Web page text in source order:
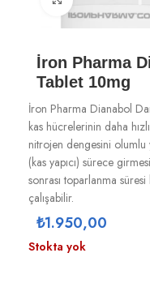
İron Pharma
Tablet 10mg
İron Pharma Dianabol
kas hücrelerinin daha
nitrojen dengesini
(kas yapıcı) sürece
sonrası toparlanma süresi
çalışabilir.
₺1.950,00
Stokta yok